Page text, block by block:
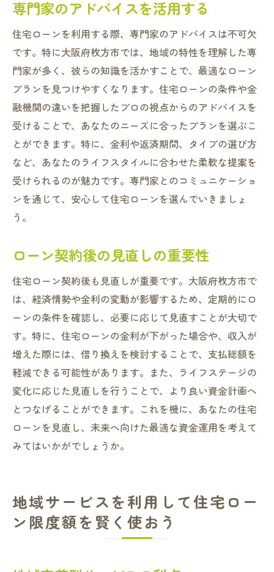
専門家のアドバイスを活用する
住宅ローンを利用する際、専門家のアドバイスは不可欠
です。特に大阪府枚方市では、地域の特性を理解した専
門家が多く、彼らの知識を活かすことで、最適なローン
プランを見つけやすくなります。住宅ローンの条件や金
融機関の違いを把握したプロの視点からのアドバイスを
受けることで、あなたのニーズに合ったプランを選ぶこ
とができます。特に、金利や返済期間、タイプの選び方
など、あなたのライフスタイルに合わせた柔軟な提案を
受けられるのが魅力です。専門家とのコミュニケーショ
ンを通じて、安心して住宅ローンを選んでいきましょ
う。
ローン契約後の見直しの重要性
住宅ローン契約後も見直しが重要です。大阪府枚方市で
は、経済情勢や金利の変動が影響するため、定期的にロ
ーンの条件を確認し、必要に応じて見直すことが大切で
す。特に、住宅ローンの金利が下がった場合や、収入が
増えた際には、借り換えを検討することで、支払総額を
軽減できる可能性があります。また、ライフステージの
変化に応じた見直しを行うことで、より良い資金計画へ
とつなげることができます。これを機に、あなたの住宅
ローンを見直し、未来へ向けた最適な資金運用を考えて
みてはいかがでしょうか。
地域サービスを利用して住宅ロー
ン限度額を賢く使おう